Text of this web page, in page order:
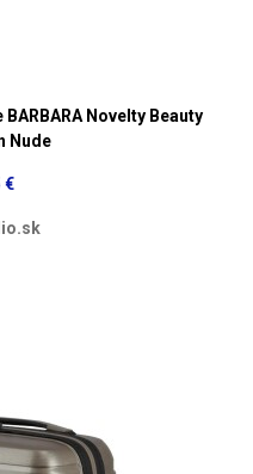
Novelty Beauty
Nude
€